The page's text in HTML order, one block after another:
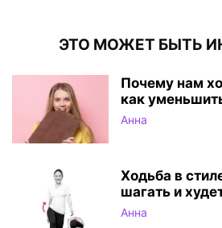
ЭТО МОЖЕТ БЫТЬ
Почему нам
как
Анна
Ходьба в
шагать и
Анна